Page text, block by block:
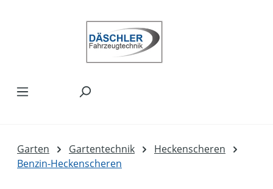
Garten Gartentechnik
Heckenscheren
Benzin-Heckenscheren